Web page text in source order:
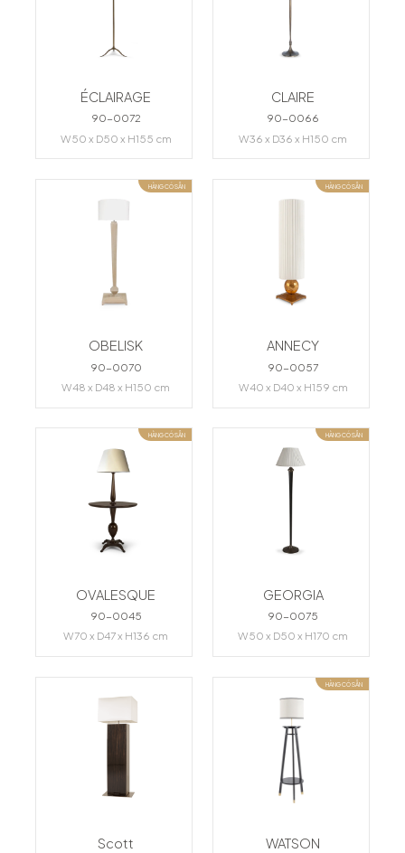
ÉCLAIRAGE
90-0072
W50 x D50 x H155 cm
CLAIRE
90-0066
W36 x D36 x H150 cm
HÀNG CÓ SẴN
OBELISK
90-0070
W48 x D48 x H150 cm
HÀNG CÓ SẴN
ANNECY
90-0057
W40 x D40 x H159 cm
HÀNG CÓ SẴN
OVALESQUE
90-0045
W70 x D47 x H136 cm
HÀNG CÓ SẴN
GEORGIA
90-0075
W50 x D50 x H170 cm
Scott
HÀNG CÓ SẴN
WATSON